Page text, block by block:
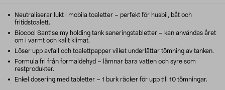
Neutraliserar lukt i mobila toaletter – perfekt för husbil, båt och
fritidstoalett.
Biocool Santise my holding tank saneringstabletter – kan användas året
om i varmt och kallt klimat.
Löser upp avfall och toalettpapper vilket underlättar tömning av tanken.
Formula fri från formaldehyd – lämnar bara vatten och syre som
restprodukter.
Enkel dosering med tabletter – 1 burk räcker för upp till 10 tömningar.